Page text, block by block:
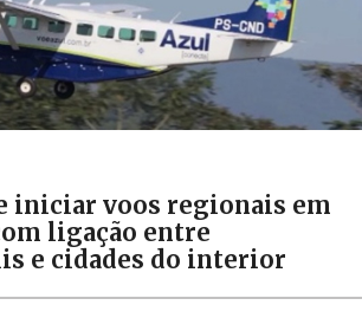
iniciar voos regionais em
ligação entre
e cidades do interior